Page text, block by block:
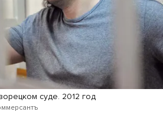
суде. 2012 год